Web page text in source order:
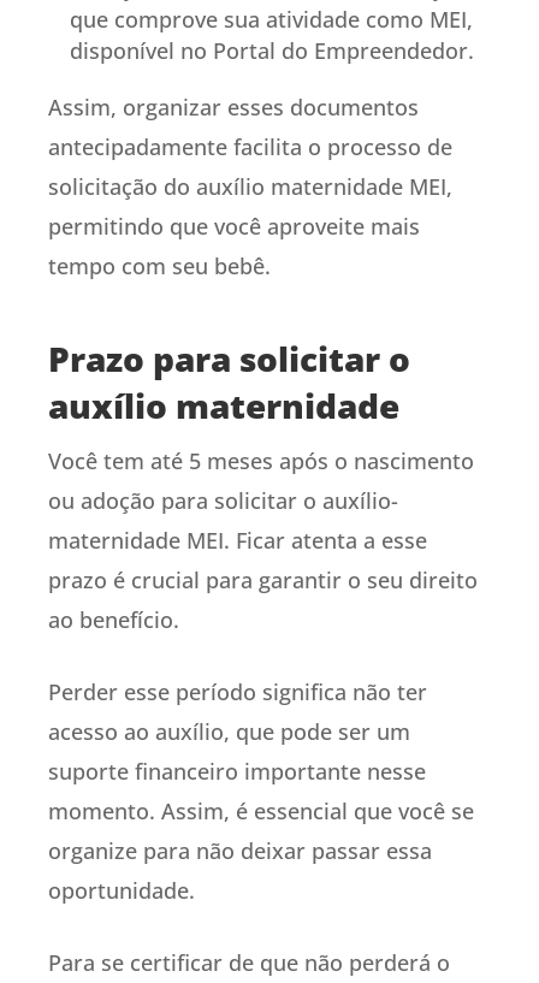
que comprove sua atividade como MEI,
disponível no Portal do Empreendedor.
Assim, organizar esses documentos
antecipadamente facilita o processo de
solicitação do auxílio maternidade MEI,
permitindo que você aproveite mais
tempo com seu bebê.
Prazo para solicitar o
auxílio maternidade
Você tem até 5 meses após o nascimento
ou adoção para solicitar o auxílio-
maternidade MEI. Ficar atenta a esse
prazo é crucial para garantir o seu direito
ao benefício.
Perder esse período significa não ter
acesso ao auxílio, que pode ser um
suporte financeiro importante nesse
momento. Assim, é essencial que você se
organize para não deixar passar essa
oportunidade.
Para se certificar de que não perderá o